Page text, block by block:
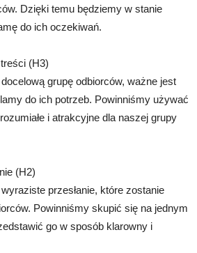
Dzięki temu będziemy w stanie
do ich oczekiwań.
(H3)
grupę odbiorców, ważne jest
do ich potrzeb. Powinniśmy używać
i atrakcyjne dla naszej grupy
(H2)
przesłanie, które zostanie
Powinniśmy skupić się na jednym
go w sposób klarowny i